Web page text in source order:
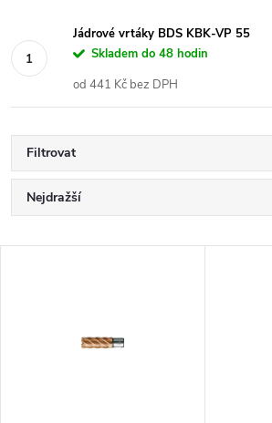
Jádrové vrtáky BDS KBK-VP 55
Skladem do 48 hodin
od 441 Kč bez DPH
Filtrovat
Ř
a
Nejdražší